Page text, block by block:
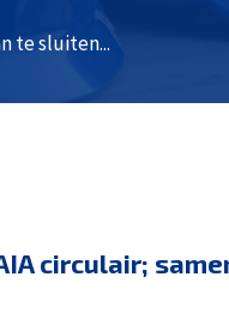
te sluiten...
circulair;